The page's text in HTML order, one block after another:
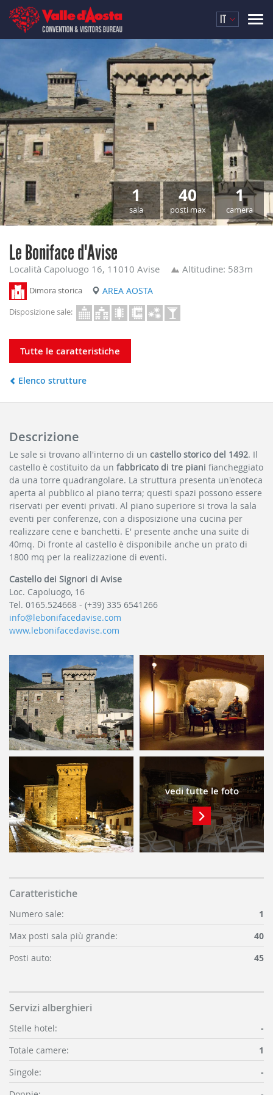
IT
1
camera
40
posti max
1
sala
Le Boniface d'Avise
Località Capoluogo 16, 11010 Avise Altitudine: 583m
Dimora storica AREA AOSTA
Disposizione sale:
Tutte le caratteristiche
Elenco strutture
Descrizione
Le sale si trovano all'interno di un castello storico del 1492. Il
castello è costituito da un fabbricato di tre piani fiancheggiato
da una torre quadrangolare. La struttura presenta un'enoteca
aperta al pubblico al piano terra; questi spazi possono essere
riservati per eventi privati. Al piano superiore si trova la sala
eventi per conferenze, con a disposizione una cucina per
realizzare cene e banchetti. E' presente anche una suite di
40mq. Di fronte al castello è disponibile anche un prato di
1800 mq per la realizzazione di eventi.
Castello dei Signori di Avise
Loc. Capoluogo, 16
Tel. 0165.524668 - (+39) 335 6541266
info@lebonifacedavise.com
www.lebonifacedavise.com
vedi tutte le foto
Caratteristiche
Numero sale:
1
Max posti sala più grande:
40
Posti auto:
45
Servizi alberghieri
Stelle hotel:
-
Totale camere:
1
Singole:
-